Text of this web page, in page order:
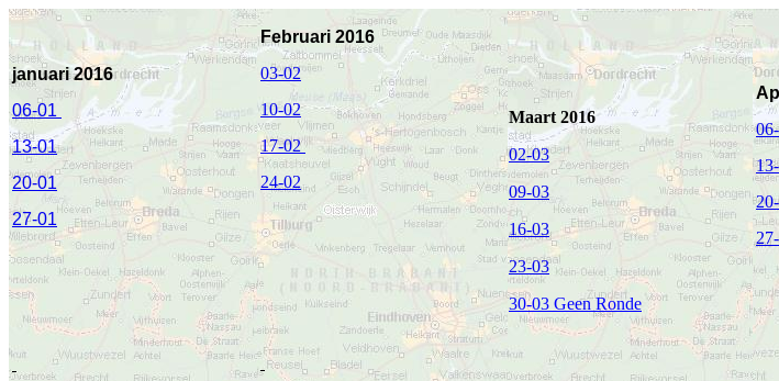
januari 2016
06-01
13-01
20-01
27-01
Februari 2016
03-02
10-02
17-02
24-02
Maart 2016
02-03
09-03
16-03
23-03
30-03 Geen Ronde